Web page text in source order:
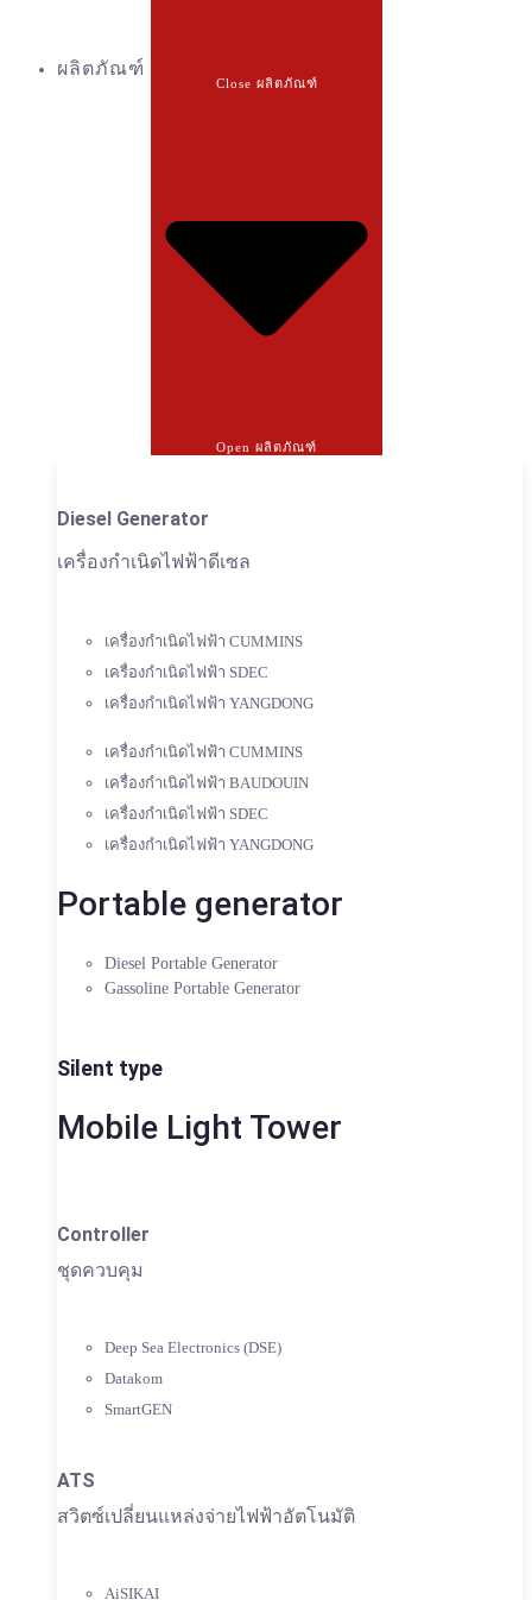
ผลิตภัณฑ์
Close ผลิตภัณฑ์
Open ผลิตภัณฑ์
Diesel Generator
เครื่องกำเนิดไฟฟ้าดีเซล
เครื่องกำเนิดไฟฟ้า CUMMINS
เครื่องกำเนิดไฟฟ้า SDEC
เครื่องกำเนิดไฟฟ้า YANGDONG
เครื่องกำเนิดไฟฟ้า CUMMINS
เครื่องกำเนิดไฟฟ้า BAUDOUIN
เครื่องกำเนิดไฟฟ้า SDEC
เครื่องกำเนิดไฟฟ้า YANGDONG
Portable generator
Diesel Portable Generator
Gassoline Portable Generator
Silent type
Mobile Light Tower
Controller
ชุดควบคุม
Deep Sea Electronics (DSE)
Datakom
SmartGEN
ATS
สวิตซ์เปลี่ยนแหล่งจ่ายไฟฟ้าอัตโนมัติ
AiSIKAI